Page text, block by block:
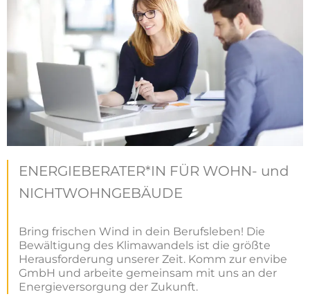
ENERGIEBERATER*IN FÜR WOHN- und
NICHTWOHNGEBÄUDE
Bring frischen Wind in dein Berufsleben! Die
Bewältigung des Klimawandels ist die größte
Herausforderung unserer Zeit. Komm zur envibe
GmbH und arbeite gemeinsam mit uns an der
Energieversorgung der Zukunft.